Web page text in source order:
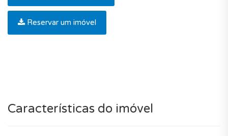
Reservar um imóvel
Características do imóvel